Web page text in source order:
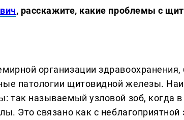
, расскажите, какие проблемы с
организации
патологии щитовидной железы.
так называемый узловой зоб, когда
Это связано как с неблагоприятной